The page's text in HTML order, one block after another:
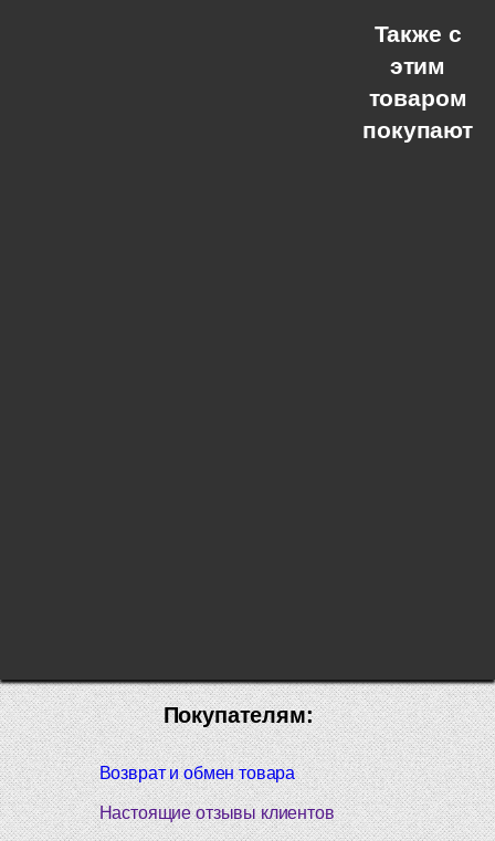
Также с
этим
товаром
покупают
Покупателям:
Возврат и обмен товара
Настоящие отзывы клиентов